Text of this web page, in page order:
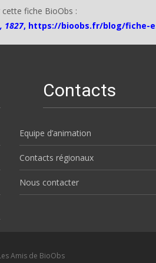
fiche BioObs :
1827, https://bioobs.fr/blog/fiche-
Contacts
Equipe d’animation
Contacts régionaux
Nous contacter
Amis de BioObs